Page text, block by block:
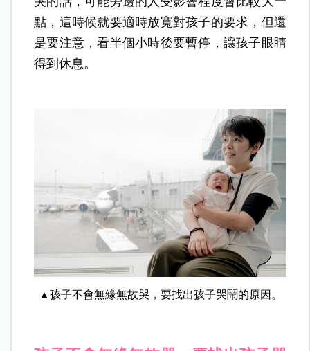
點，這時候就要適時放寬對孩子的要求，但還
是要注意，看半個小時後要暫停，讓孩子眼睛
得到休息。
▲孩子不會無緣無故哭，要找出孩子哭鬧的原因。